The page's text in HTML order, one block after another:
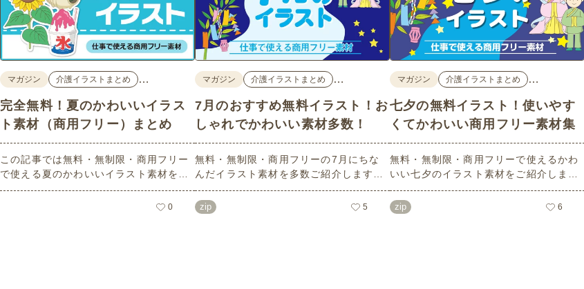
マガジン 介護イラストまとめ …
完全無料！夏のかわいいイラス
ト素材（商用フリー）まとめ
この記事では無料・無制限・商用フリー
で使える夏のかわいいイラスト素材を多
数ご紹介いたします。夏の花であるひま
わりや朝顔、夏祭り、花火、七夕など夏
0
マガジン 介護イラストまとめ …
7月のおすすめ無料イラスト！お
しゃれでかわいい素材多数！
無料・無制限・商用フリーの7月にちな
んだイラスト素材を多数ご紹介します。
どれも印刷に適した解像度で、点数制限
なしで自由に使える素材ばかり♪どなたで
もご利用いただけます！ぜひご活用くだ
zip 5
マガジン 介護イラストまとめ …
七夕の無料イラスト！使いやす
くてかわいい商用フリー素材集
無料・無制限・商用フリーで使えるかわ
いい七夕のイラスト素材をご紹介しま
す。短冊の印刷用テンプレート、飾り文
字、使いやすいフレーム素材など多種多
様なイラストをご用意。学校や会社、老
zip 6